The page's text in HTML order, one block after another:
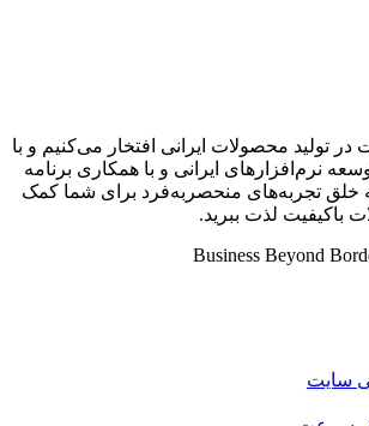
در تولید محصولات ایرانی افتخار می‌کنیم و با
نرم‌افزارهای ایرانی و با همکاری برنامه
به خلق تجربه‌های منحصربه‌فرد برای شما کمک
باکیفیت لذت ببرید.
Business Beyond
سایت